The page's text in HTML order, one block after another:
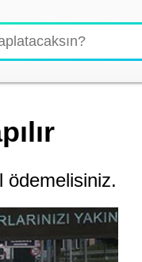
ödemelisiniz.